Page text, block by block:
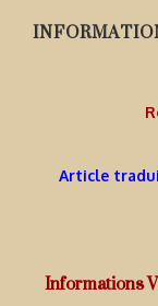
Article
Informations